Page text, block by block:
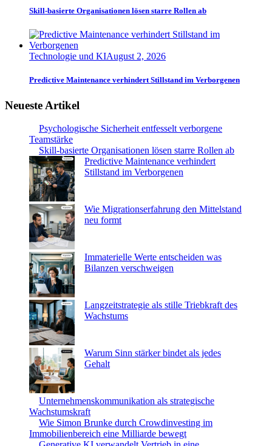
Skill-basierte Organisationen lösen starre Rollen ab
Technologie und KIAugust 2, 2026
Predictive Maintenance verhindert Stillstand im Verborgenen
Neueste Artikel
Psychologische Sicherheit entfesselt verborgene
Teamstärke
Skill-basierte Organisationen lösen starre Rollen ab
Predictive Maintenance verhindert
Stillstand im Verborgenen
Wie Migrationserfahrung den Mittelstand
neu formt
Immaterielle Werte entscheiden was
Bilanzen verschweigen
Langzeitstrategie als stille Triebkraft des
Wachstums
Warum Sinn stärker bindet als jedes
Gehalt
Unternehmenskommunikation als strategische
Wachstumskraft
Wie Simon Brunke durch Crowdinvesting im
Immobilienbereich eine Milliarde bewegt